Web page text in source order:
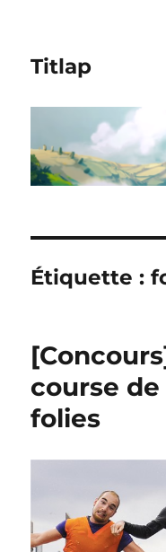
Titlap
Étiquette :
course
folies